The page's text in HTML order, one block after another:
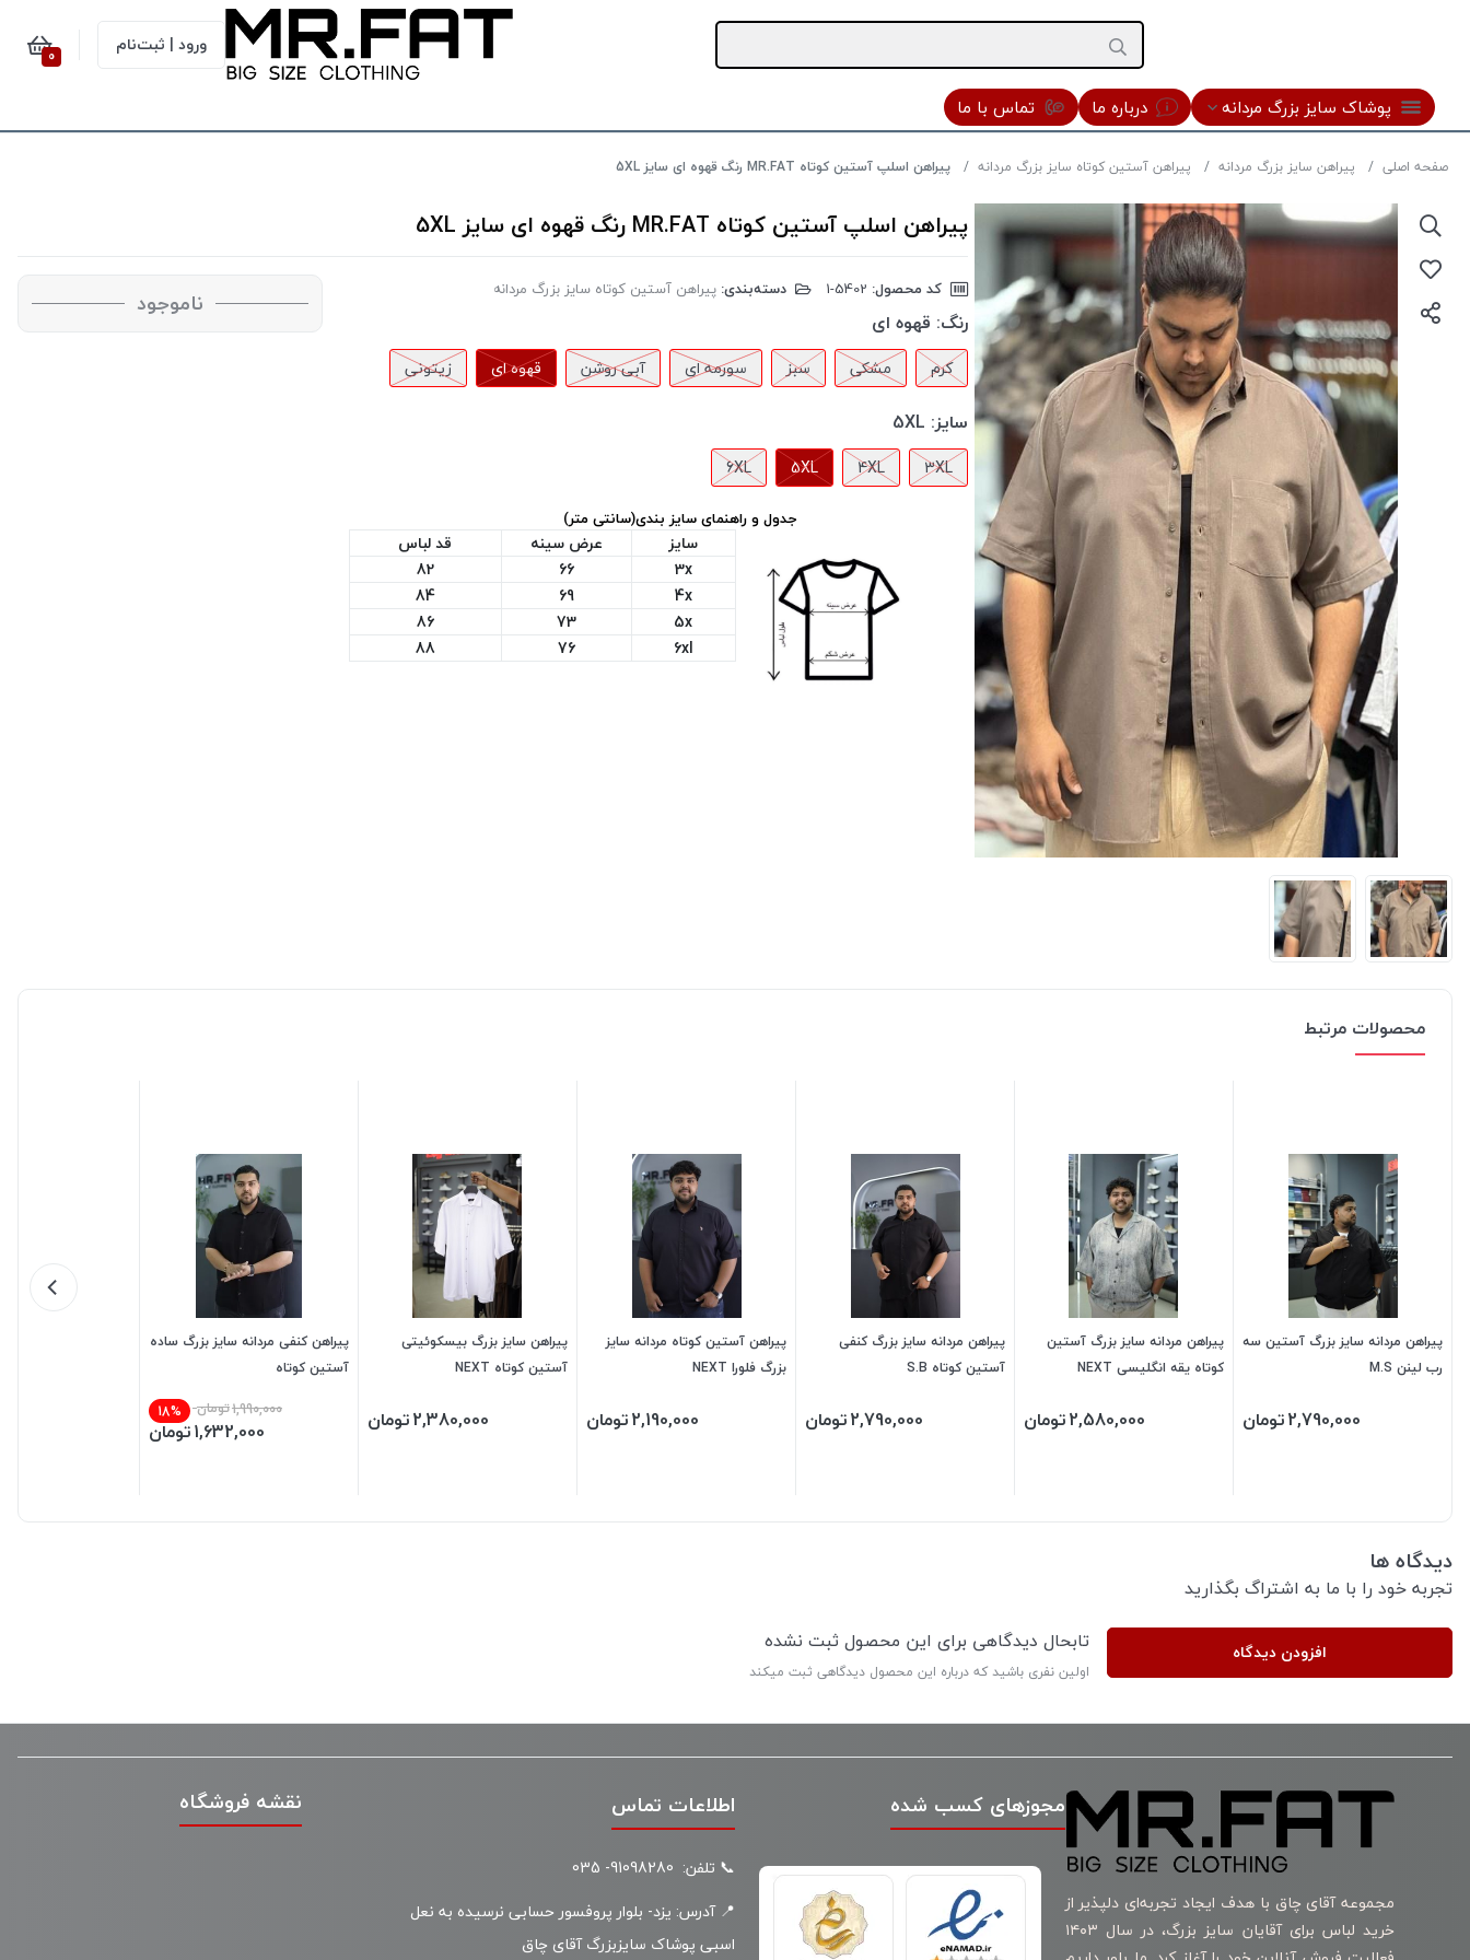
ورود | ثبت‌نام 0
پوشاک سایز بزرگ مردانه درباره ما تماس با ما
صفحه اصلی پیراهن سایز بزرگ مردانه پیراهن آستین کوتاه سایز بزرگ مردانه پیراهن اسلپ آستین کوتاه MR.FAT رنگ قهوه ای سایز 5XL
پیراهن اسلپ آستین کوتاه MR.FAT رنگ قهوه ای سایز 5XL
کد محصول: دسته‌بندی: پیراهن آستین کوتاه سایز بزرگ مردانه
رنگ: قهوه ای
کرم مشکی سبز سورمه ای آبی روشن قهوه ای زیتونی
سایز: 5XL
3XL
4XL
5XL
6XL
جدول و راهنمای سایز بندی(سانتی متر)
سایز عرض سینه
قد لباس
3x
66
82
4x
69
84
5x
73
86
6xl
76
88
ناموجود
محصولات مرتبط
پیراهن مردانه سایز بزرگ آستین سه
رب لینن M.S
2,790,000تومان
پیراهن مردانه سایز بزرگ آستین
کوتاه یقه انگلیسی NEXT
2,580,000تومان
پیراهن مردانه سایز بزرگ کنفی
آستین کوتاه S.B
2,790,000تومان
پیراهن آستین کوتاه مردانه سایز
بزرگ فلورا NEXT
2,190,000تومان
پیراهن سایز بزرگ بیسکوئیتی
آستین کوتاه NEXT
2,380,000تومان
پیراهن کنفی مردانه سایز بزرگ ساده
آستین کوتاه
1,990,000تومان 18%
1,632,000تومان
دیدگاه ها
تجربه خود را با ما به اشتراگ بگذارید
افزودن دیدگاه تابحال دیدگاهی برای این محصول ثبت نشده
اولین نفری باشید که درباره این محصول دیدگاهی ثبت میکند
مجموعه آقای چاق با هدف ایجاد تجربه‌ای دلپذیر از
خرید لباس برای آقایان سایز بزرگ، در سال ۱۴۰۳
مجوزهای کسب شده اطلاعات تماس
📞 تلفن: 91098280- 035
📍 آدرس: یزد- بلوار پروفسور حسابی نرسیده به نعل
اسبی پوشاک سایزبزرگ آقای چاق
نقشه فروشگاه